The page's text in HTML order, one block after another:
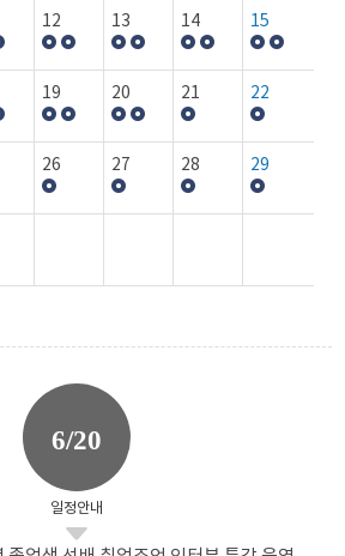
12 13 14 15
19 20 21 22
26 27 28 29
6/20
일정안내